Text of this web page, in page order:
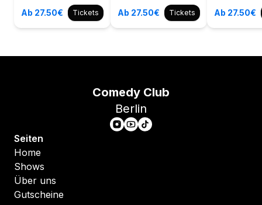
Ab 27.50€ Tickets Ab 27.50€ Tickets Ab 27.50€
Comedy Club
Berlin
Seiten
Home
Shows
Über uns
Gutscheine